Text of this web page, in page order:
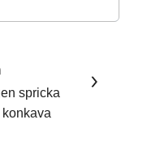
spricka